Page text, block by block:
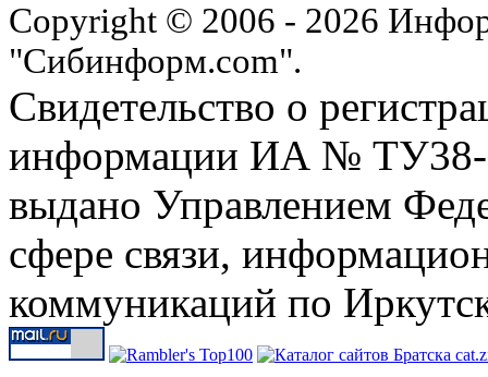
Copyright © 2006 - 2026
"Сибинформ.com".
Свидетельство о
информации ИА № ТУ38-
выдано Управлением
сфере связи,
коммуникаций по